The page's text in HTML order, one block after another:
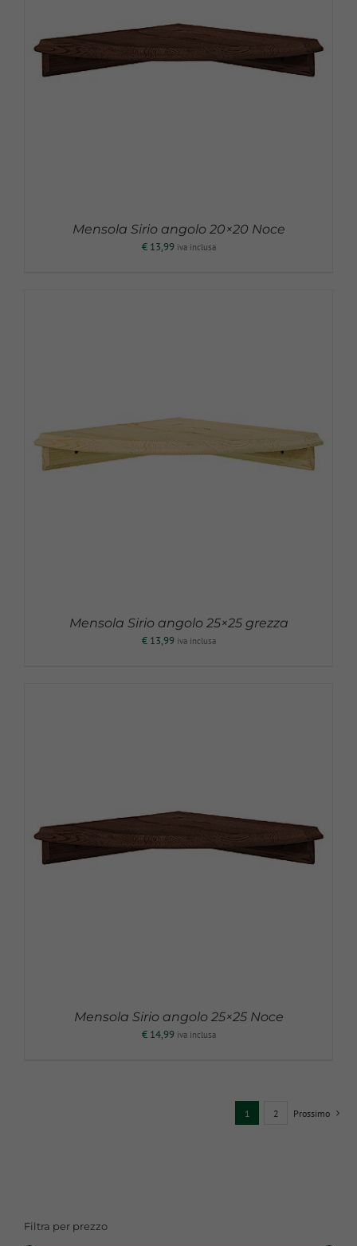
Mensola Sirio angolo 20×20 Noce
€13,99 iva inclusa
Mensola Sirio angolo 25×25 grezza
€13,99 iva inclusa
Mensola Sirio angolo 25×25 Noce
€14,99 iva inclusa
1 2 Prossimo
Filtra per prezzo